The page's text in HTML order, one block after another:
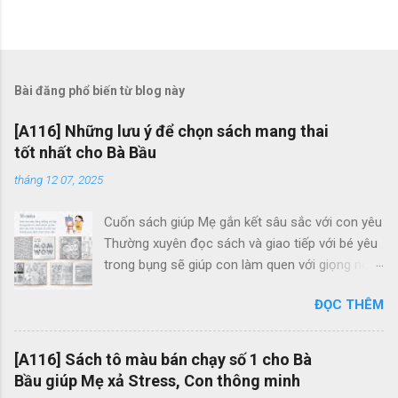
Bài đăng phổ biến từ blog này
[A116] Những lưu ý để chọn sách mang thai
tốt nhất cho Bà Bầu
tháng 12 07, 2025
Cuốn sách giúp Mẹ gắn kết sâu sắc với con yêu
Thường xuyên đọc sách và giao tiếp với bé yêu
trong bụng sẽ giúp con làm quen với giọng nói
Thông qua những trang sách, Mẹ cũng có thể
giúp con cảm nhận và khám phá thế giới bao la,
tươi đẹp bên ngoài. Mẹ Bầu Zui và Hành Trình
Mang Thai chính là 2 cuốn sách giúp Mẹ tận
hưởng những giây phút thư giãn, hạnh phúc bên
ĐỌC THÊM
[A116] Sách tô màu bán chạy số 1 cho Bà
Bầu giúp Mẹ xả Stress, Con thông minh